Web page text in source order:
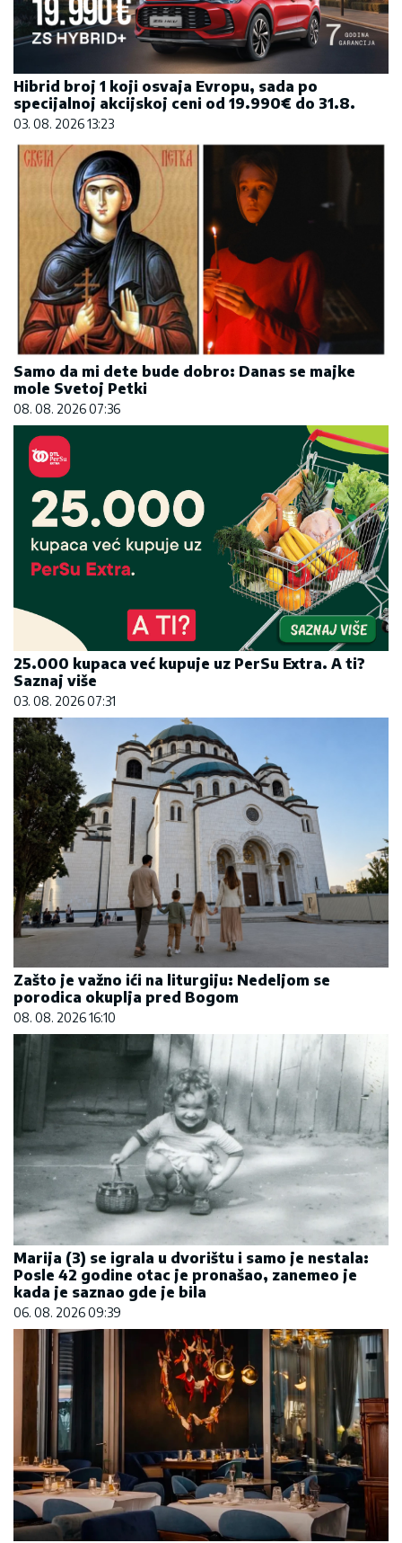
Hibrid broj 1 koji osvaja Evropu, sada po
specijalnoj akcijskoj ceni od 19.990€ do 31.8.
03. 08. 2026 13:23
Samo da mi dete bude dobro: Danas se majke
mole Svetoj Petki
08. 08. 2026 07:36
25.000 kupaca već kupuje uz PerSu Extra. A ti?
Saznaj više
03. 08. 2026 07:31
Zašto je važno ići na liturgiju: Nedeljom se
porodica okuplja pred Bogom
08. 08. 2026 16:10
Marija (3) se igrala u dvorištu i samo je nestala:
Posle 42 godine otac je pronašao, zanemeo je
kada je saznao gde je bila
06. 08. 2026 09:39